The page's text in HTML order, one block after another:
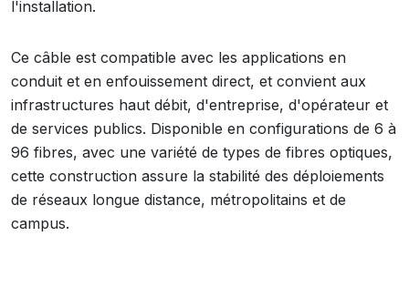
l'installation.
Ce câble est compatible avec les applications en
conduit et en enfouissement direct, et convient aux
infrastructures haut débit, d'entreprise, d'opérateur et
de services publics. Disponible en configurations de 6 à
96 fibres, avec une variété de types de fibres optiques,
cette construction assure la stabilité des déploiements
de réseaux longue distance, métropolitains et de
campus.